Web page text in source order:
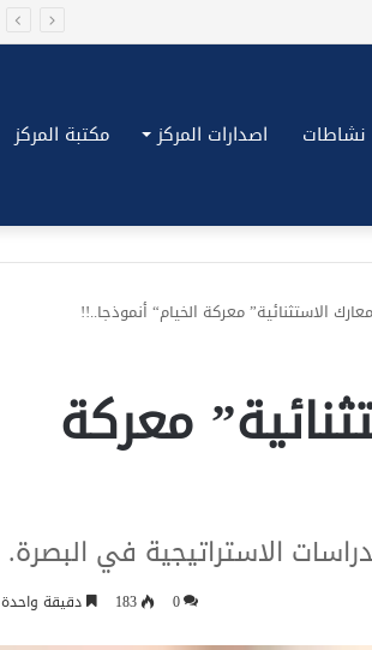
نشاطات اصدارات المركز مكتبة المركز
الاستثنائية” معركة الخيام“ أنموذجا..!!
معركة
الاستراتيجية في البصرة.
0
183 دقيقة واحدة